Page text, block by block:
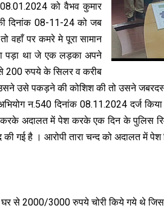
को वैभव कुमार
दिनांक 08-11-24 को जब
वहाँ पर कमरे मे पूरा सामान
पड़ा था जे एक लड़का अपने
200 रुपये के सिलर व करीब
उसे पकड़ने की कोशिश की तो उसने
न.540 दिनांक 08.11.2024 दर्ज
करके अदालत में पेश करके एक दिन के पुलिस
गई है । आरोपी तारा चन्द को अदालत में पेश
घर से 2000/3000 रुपये चोरी किये गये थे